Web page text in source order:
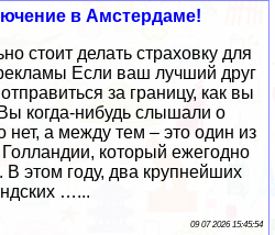
в Амстердаме!
стоит делать страховку для
Если ваш лучший друг
за границу, как вы
когда-нибудь слышали о
нет, а между тем – это один из
который ежегодно
этом году, два крупнейших
…...
09 07 2026 15:45:54